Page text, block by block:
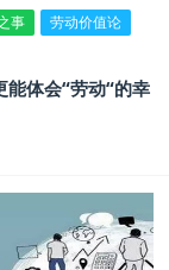
事
劳动价值论
体会“劳动“的幸